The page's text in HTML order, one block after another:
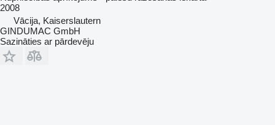
2008
Vācija, Kaiserslautern
GINDUMAC GmbH
Sazināties ar pārdevēju